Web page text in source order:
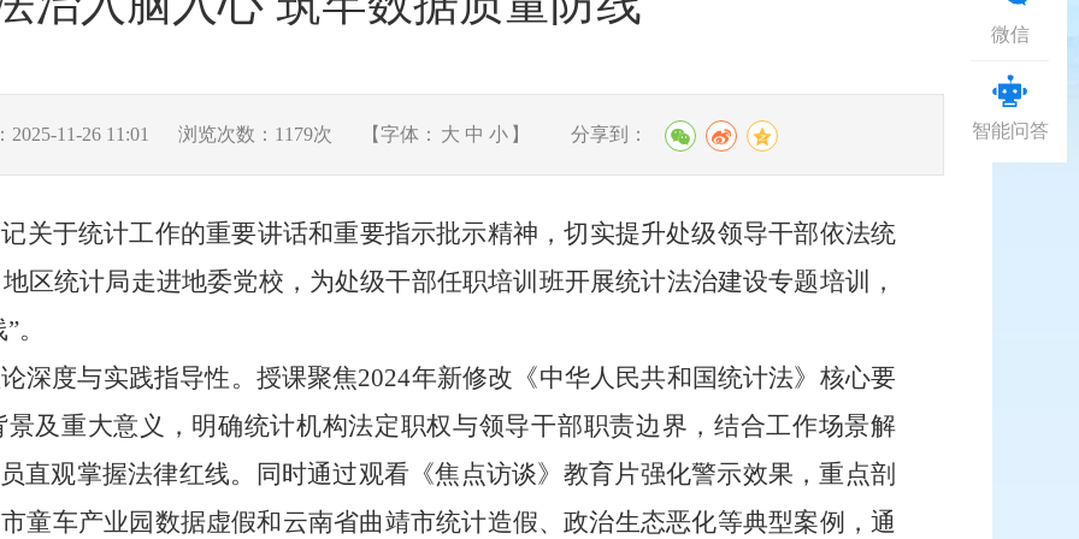
2025-11-26 11:01 浏览次数： 1179次 【字体： 大 中 小 】 分享到：
关于统计工作的重要讲话和重要指示批示精神，切实提升处级领导干部依法统
区统计局走进地委党校，为处级干部任职培训班开展统计法治建设专题培训，
。
深度与实践指导性。授课聚焦2024年新修改《中华人民共和国统计法》核心要
及重大意义，明确统计机构法定职权与领导干部职责边界，结合工作场景解
直观掌握法律红线。同时通过观看《焦点访谈》教育片强化警示效果，重点剖
童车产业园数据虚假和云南省曲靖市统计造假、政治生态恶化等典型案例，通
微信
智能问答